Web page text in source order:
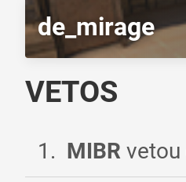
de_mirage
VETOS
1 . MIBR vetou